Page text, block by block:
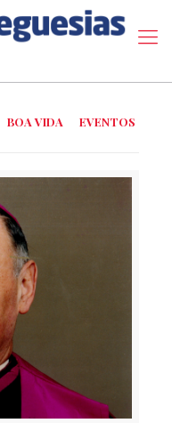
BOA VIDA
EVENTOS